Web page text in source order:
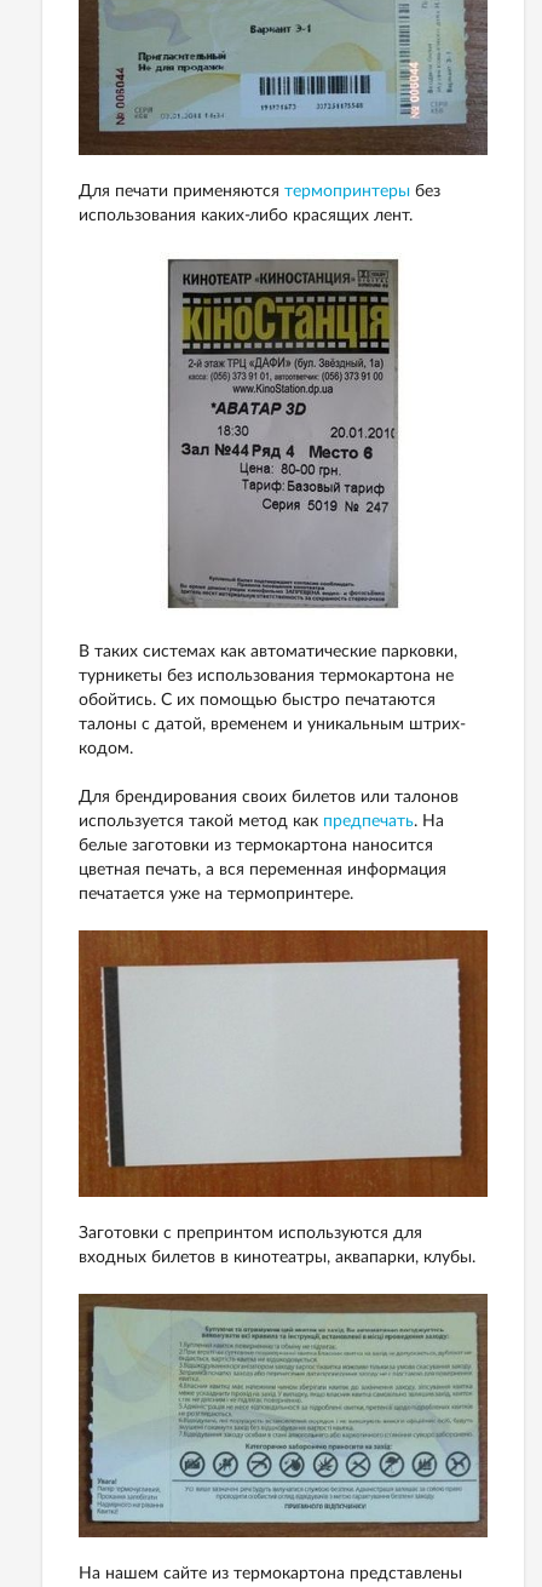
Для печати применяются термопринтеры без
использования каких-либо красящих лент.
В таких системах как автоматические парковки,
турникеты без использования термокартона не
обойтись. С их помощью быстро печатаются
талоны с датой, временем и уникальным штрих-
кодом.
Для брендирования своих билетов или талонов
используется такой метод как предпечать. На
белые заготовки из термокартона наносится
цветная печать, а вся переменная информация
печатается уже на термопринтере.
Заготовки с препринтом используются для
входных билетов в кинотеатры, аквапарки, клубы.
На нашем сайте из термокартона представлены